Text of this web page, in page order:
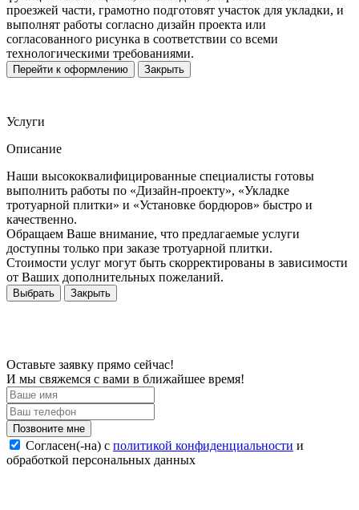
проезжей части, грамотно подготовят участок для укладки, и
выполнят работы согласно дизайн проекта или
согласованного рисунка в соответствии со всеми
технологическими требованиями.
Перейти к оформлению Закрыть
Услуги
Описание
Наши высококвалифицированные специалисты готовы
выполнить работы по «Дизайн-проекту», «Укладке
тротуарной плитки» и «Установке бордюров» быстро и
качественно.
Обращаем Ваше внимание, что предлагаемые услуги
доступны только при заказе тротуарной плитки.
Стоимости услуг могут быть скорректированы в зависимости
от Ваших дополнительных пожеланий.
Выбрать Закрыть
Оставьте заявку прямо сейчас!
И мы свяжемся с вами в ближайшее время!
Согласен(-на) c политикой конфиденциальности и
обработкой персональных данных